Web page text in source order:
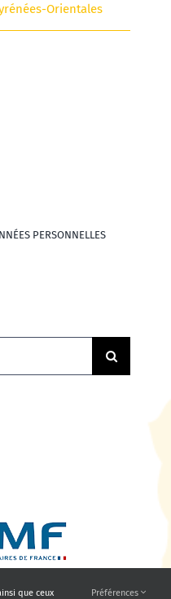
Orientales
PERSONNELLES
que ceux Préférences